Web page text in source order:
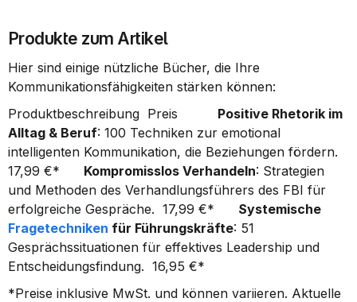
Produkte zum Artikel
Hier sind einige nützliche Bücher, die Ihre
Kommunikationsfähigkeiten stärken können:
Produktbeschreibung  Preis Positive Rhetorik im
Alltag & Beruf: 100 Techniken zur emotional
intelligenten Kommunikation, die Beziehungen fördern.
17,99 €* Kompromisslos Verhandeln: Strategien
und Methoden des Verhandlungsführers des FBI für
erfolgreiche Gespräche.  17,99 €*
Fragetechniken für Führungskräfte: 51
Gesprächssituationen für effektives Leadership und
Entscheidungsfindung.  16,95 €*
*Preise inklusive MwSt. und können variieren. Aktuelle